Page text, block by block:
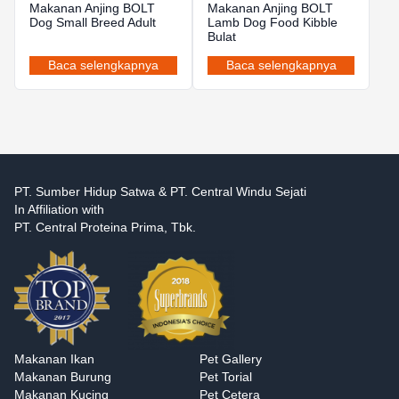
Makanan Anjing BOLT
Dog Small Breed Adult
Baca selengkapnya
Makanan Anjing BOLT
Lamb Dog Food Kibble
Bulat
Baca selengkapnya
PT. Sumber Hidup Satwa & PT. Central Windu Sejati
In Affiliation with
PT. Central Proteina Prima, Tbk.
Makanan Ikan
Makanan Burung
Makanan Kucing
Pet Gallery
Pet Torial
Pet Cetera